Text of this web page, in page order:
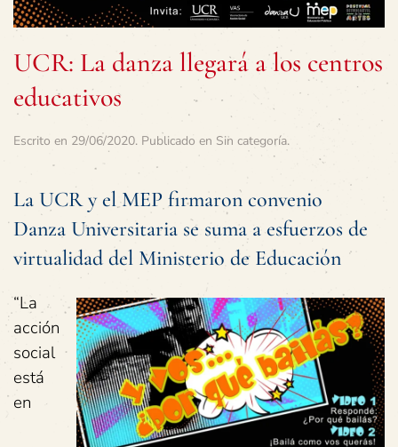
UCR: La danza llegará a los centros
educativos
Escrito en 29/06/2020. Publicado en Sin categoría.
La UCR y el MEP firmaron convenio
Danza Universitaria se suma a esfuerzos de
virtualidad del Ministerio de Educación
“La
acción
social
está
en